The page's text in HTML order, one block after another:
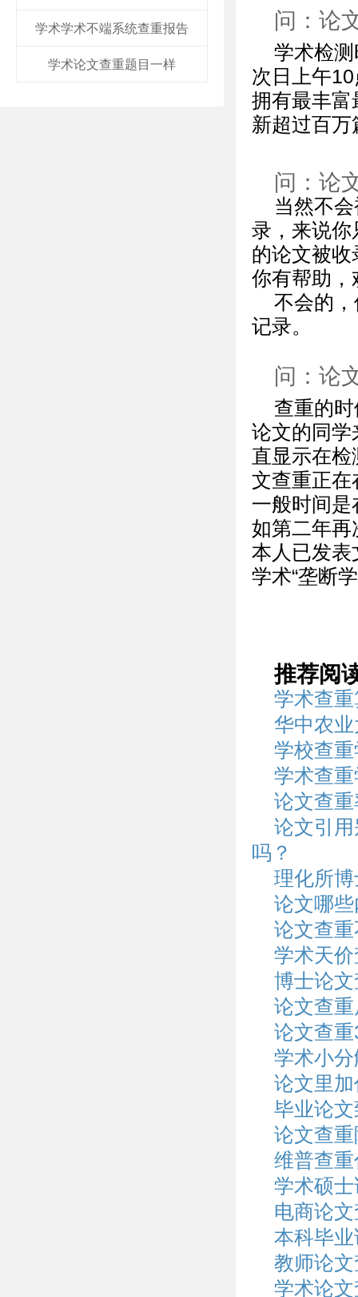
学术学术不端系统查重报告
学术论文查重题目一样
问：论
学术检
次日上午
拥有最丰富
新超过百
问：论
当然不
录，来说你
的论文被
你有帮助，
不会的
记录。
问：论
查重的
论文的同学
直显示在
文查重正在
一般时间
如第二年再
本人已发表
学术“垄断
推荐阅
学术查
华中农
学校查
学术查
论文查
论文引
吗？
理化所
论文哪
论文查
学术天
博士论
论文查
论文查
学术小
论文里
毕业论
论文查
维普查
学术硕
电商论
本科毕
教师论
学术论